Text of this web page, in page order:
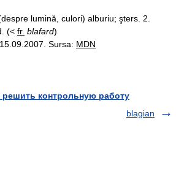
lumină, culori) alburiu; şters. 2.
(< fr. blafard)
Sursa: MDN
контрольную работу
blagian